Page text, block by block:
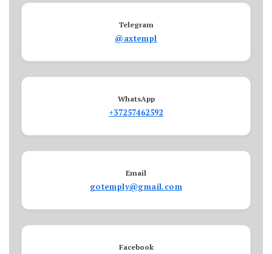
Telegram
@axtempl
WhatsApp
+37257462592
Email
gotemply@gmail.com
Facebook